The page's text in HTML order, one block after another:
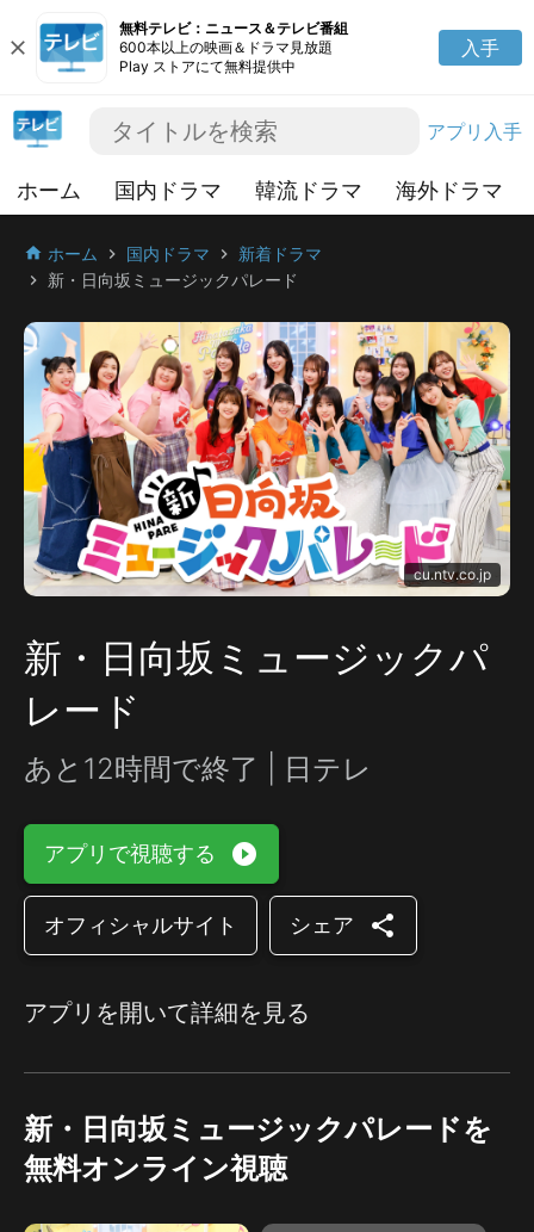
close
無料テレビ：ニュース＆テレビ番組
600本以上の映画＆ドラマ見放題
Play ストアにて無料提供中
入手
アプリ入手
ホーム 国内ドラマ 韓流ドラマ 海外ドラマ
home ホーム chevron_right 国内ドラマ chevron_right 新着ドラマ
chevron_right 新・日向坂ミュージックパレード
cu.ntv.co.jp
新・日向坂ミュージックパ
レード
あと12時間で終了 | 日テレ
アプリで視聴する play_circle_filled
オフィシャルサイト シェア share
アプリを開いて詳細を見る
新・日向坂ミュージックパレードを
無料オンライン視聴